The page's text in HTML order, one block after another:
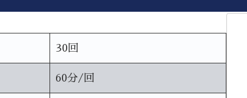
30回
60分/回